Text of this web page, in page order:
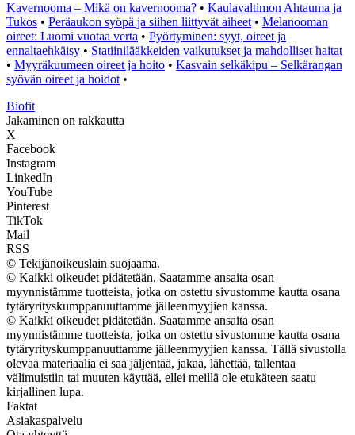
Kavernooma – Mikä on kavernooma? • Kaulavaltimon Ahtauma ja
Tukos • Peräaukon syöpä ja siihen liittyvät aiheet • Melanooman
oireet: Luomi vuotaa verta • Pyörtyminen: syyt, oireet ja
ennaltaehkäisy • Statiinilääkkeiden vaikutukset ja mahdolliset haitat
• Myyräkuumeen oireet ja hoito • Kasvain selkäkipu – Selkärangan
syövän oireet ja hoidot •
Biofit
Jakaminen on rakkautta
X
Facebook
Instagram
LinkedIn
YouTube
Pinterest
TikTok
Mail
RSS
© Tekijänoikeuslain suojaama.
© Kaikki oikeudet pidätetään. Saatamme ansaita osan
myynnistämme tuotteista, jotka on ostettu sivustomme kautta osana
tytäryrityskumppanuuttamme jälleenmyyjien kanssa.
© Kaikki oikeudet pidätetään. Saatamme ansaita osan
myynnistämme tuotteista, jotka on ostettu sivustomme kautta osana
tytäryrityskumppanuuttamme jälleenmyyjien kanssa. Tällä sivustolla
olevaa materiaalia ei saa jäljentää, jakaa, lähettää, tallentaa
välimuistiin tai muuten käyttää, ellei meillä ole etukäteen saatu
kirjallinen lupa.
Faktat
Asiakaspalvelu